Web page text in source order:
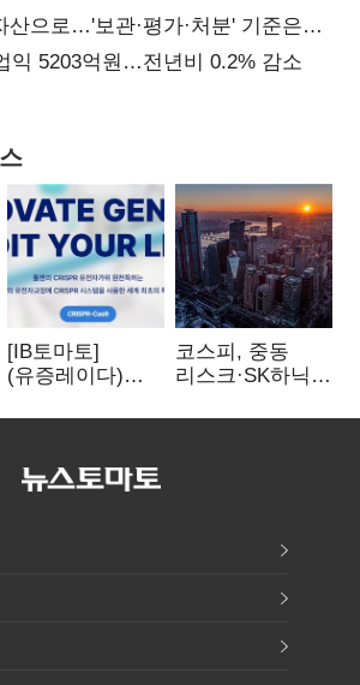
산으로…'보관·평가·처분' 기준은
익 5203억원…전년비 0.2% 감소
[IB토마토]
(유증레이다)
3분의 1 토막…
비용부터 챙긴다
코스피, 중동
리스크·SK하닉
뒷걸음